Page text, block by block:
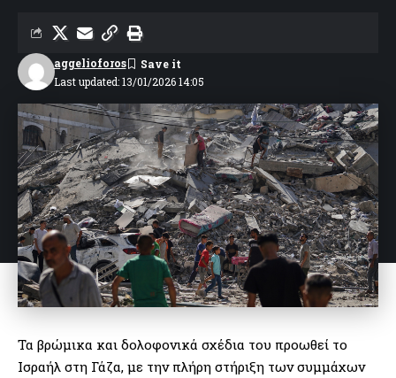
Last updated: 13/01/2026 14:05
aggelioforos
Τα βρώμικα και δολοφονικά σχέδια του προωθεί το
Ισραήλ στη Γάζα, με την πλήρη στήριξη των συμμάχων